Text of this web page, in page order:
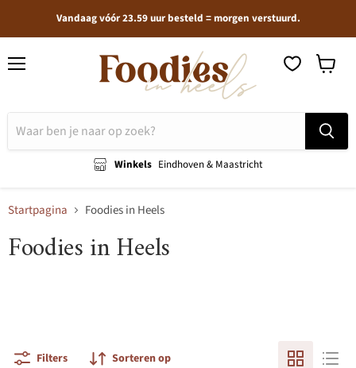
Vandaag vóór 23.59 uur besteld = morgen verstuurd.
Winkels Eindhoven & Maastricht
Startpagina Foodies in Heels
Foodies in Heels
Filters Sorteren op